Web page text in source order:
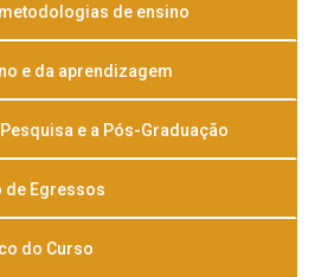
de ensino
e da aprendizagem
e a Pós-Graduação
de Egressos
do Curso